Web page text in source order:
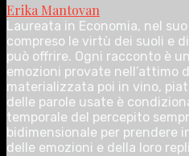
Erika Mantovan
Laureata in Economia, nel
compreso le virtù dei suoli e
può offrire. Ogni racconto è
emozioni provate nell’attimo
materializzata poi in vino,
delle parole usate è
temporale del percepito
bidimensionale per prendere
delle emozioni e della loro